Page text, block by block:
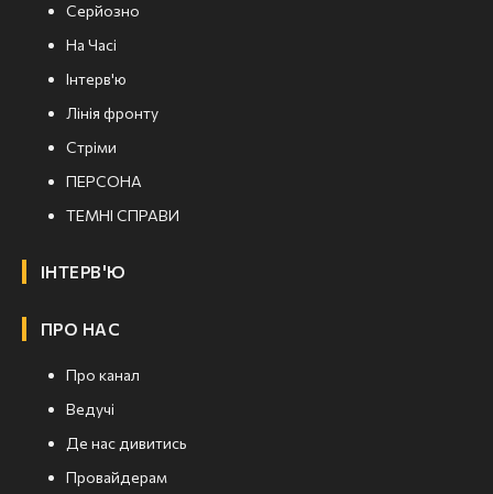
Серйозно
На Часі
Інтерв'ю
Лінія фронту
Стріми
ПЕРСОНА
ТЕМНІ СПРАВИ
ІНТЕРВ'Ю
ПРО НАС
Про канал
Ведучі
Де нас дивитись
Провайдерам